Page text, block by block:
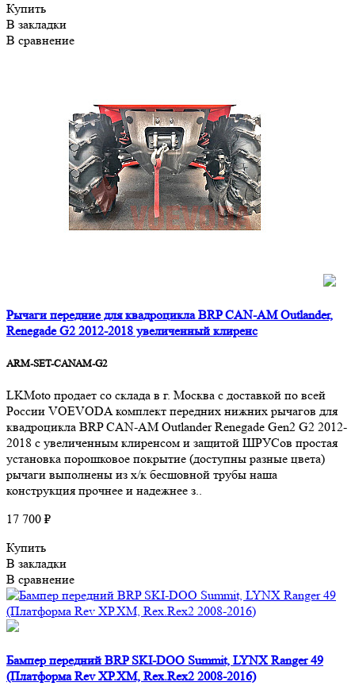
Купить
В закладки
В сравнение
Рычаги передние для квадроцикла BRP CAN-AM Outlander,
Renegade G2 2012-2018 увеличенный клиренс
ARM-SET-CANAM-G2
LKMoto продает со склада в г. Москва с доставкой по всей
России VOEVODA комплект передних нижних рычагов для
квадроцикла BRP CAN-AM Outlander Renegade Gen2 G2 2012-
2018 с увеличенным клиренсом и защитой ШРУСов простая
установка порошковое покрытие (доступны разные цвета)
рычаги выполнены из х/к бесшовной трубы наша
конструкция прочнее и надежнее з..
17 700 ₽
Купить
В закладки
В сравнение
Бампер передний BRP SKI-DOO Summit, LYNX Ranger 49
(Платформа Rev XP.XM, Rex.Rex2 2008-2016)